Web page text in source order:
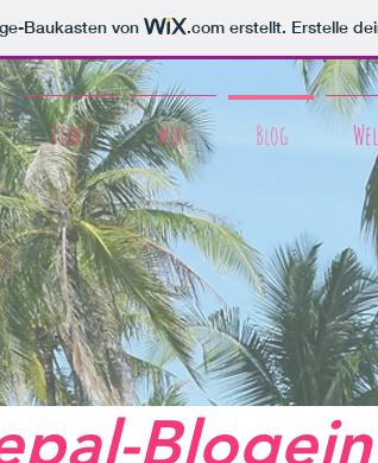
Baukasten von .com erstellt. Erstelle
Start Wir! Blog